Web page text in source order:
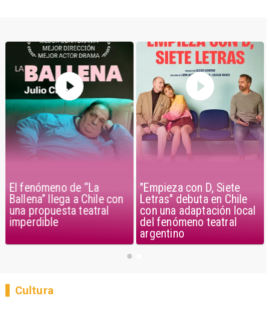
El fenómeno de “La
Ballena” llega a Chile con
una propuesta teatral
imperdible
"Empieza con D, Siete
Letras" debuta en Chile
con una adaptación local
del fenómeno teatral
argentino
Cultura